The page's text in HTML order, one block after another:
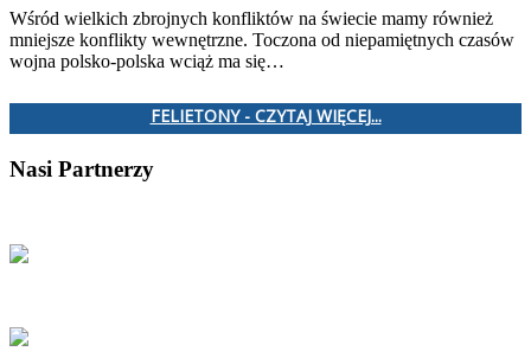
Wśród wielkich zbrojnych konfliktów na świecie mamy również
mniejsze konflikty wewnętrzne. Toczona od niepamiętnych czasów
wojna polsko-polska wciąż ma się…
FELIETONY - CZYTAJ WIĘCEJ...
Nasi Partnerzy